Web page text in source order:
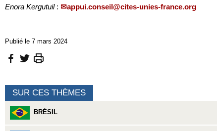
Enora Kergutuil: appui.conseil@cites-unies-france.org
Publié le 7 mars 2024
SUR CES THÈMES
BRÉSIL